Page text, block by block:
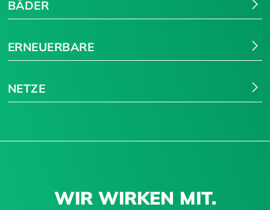
BÄDER
ERNEUERBARE
NETZE
WIR WIRKEN MIT.